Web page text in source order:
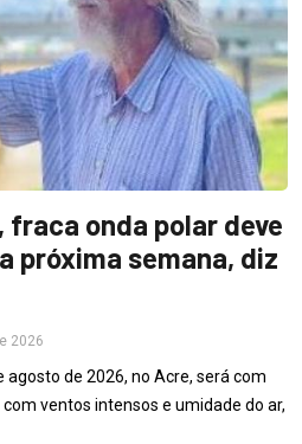
onda polar deve
próxima semana, diz
2026
de 2026, no Acre, será com
ventos intensos e umidade do ar,